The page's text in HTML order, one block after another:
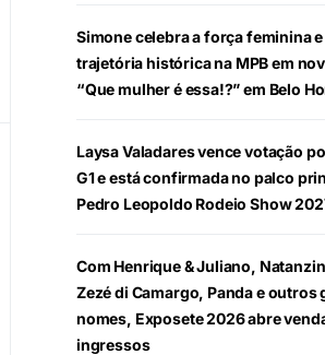
Simone celebra a força feminina
trajetória histórica na MPB em
“Que mulher é essa!?” em Belo
Laysa Valadares vence votação
G1 e está confirmada no palco
Pedro Leopoldo Rodeio Show
Com Henrique & Juliano,
Zezé di Camargo, Panda e outros
nomes, Exposete 2026 abre
ingressos